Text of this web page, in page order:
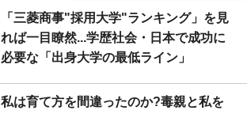
「三菱商事"採用大学"ランキング」を見
れば一目瞭然...学歴社会・日本で成功に
必要な「出身大学の最低ライン」
私は育て方を間違ったのか?毒親と私を